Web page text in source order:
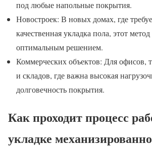
под любые напольные покрытия.
Новостроек: В новых домах, где
качественная укладка пола, этот метод
оптимальным решением.
Коммерческих объектов: Для офисов,
и складов, где важна высокая
долговечность покрытия.
Как проходит процесс
укладке